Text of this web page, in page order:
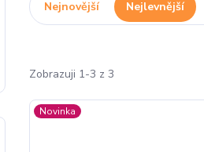
Nejnovější Nejlevnější
Zobrazuji 1-3 z 3
Novinka